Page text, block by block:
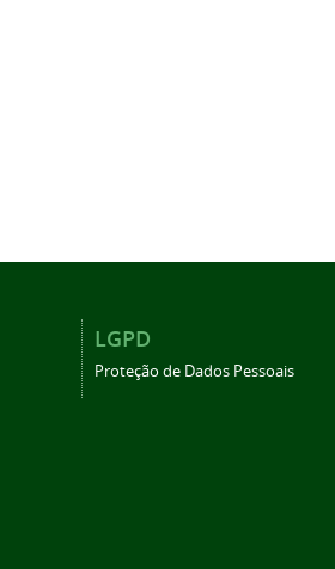
LGPD
Proteção de Dados Pessoais